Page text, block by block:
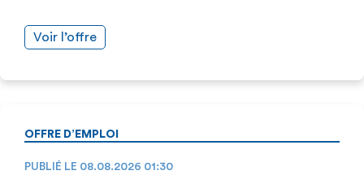
Voir l’offre
OFFRE D’EMPLOI
PUBLIÉ LE 08.08.2026 01:30